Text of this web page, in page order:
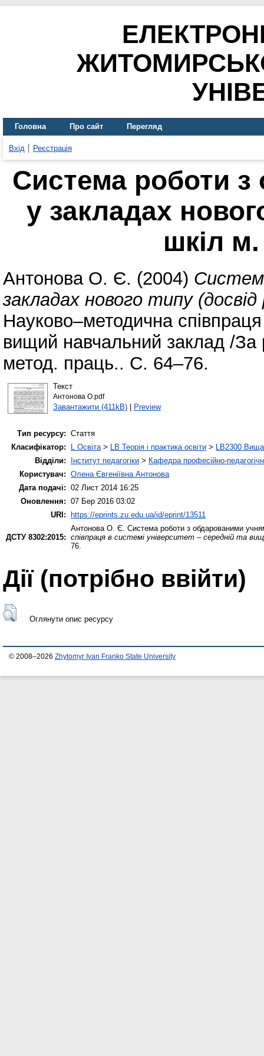
Головна Про сайт Перегляд
Вхід Реєстрація
Система роботи
у закладах
шкіл
Антонова О. Є. (2004)
закладах нового типу
Науково–методична
вищий навчальний заклад /
метод. праць.. С. 64–76.
Текст
Антонова О.pdf
Завантажити (411kB)| Preview
Тип ресурсу: Стаття
Класифікатор:
L Освіта> LB Теорія і практика освіти > LB2300 Вища
Відділи:
Інститут педагогіки > Кафедра професійно-
Користувач: Олена Євгеніївна Антонова
Дата подачі: 02 Лист 2014 16:25
Оновлення: 07 Бер 2016 03:02
URI:
https://eprints.zu.edu.ua/id/eprint/13511
ДСТУ 8302:2015:
Антонова О. Є. Система роботи з обдарованими
співпраця в системі університет – середній та
76.
Дії ​​(потрібно ввійти)
Оглянути опис ресурсу
© 2008–2026 Zhytomyr Ivan Franko State University